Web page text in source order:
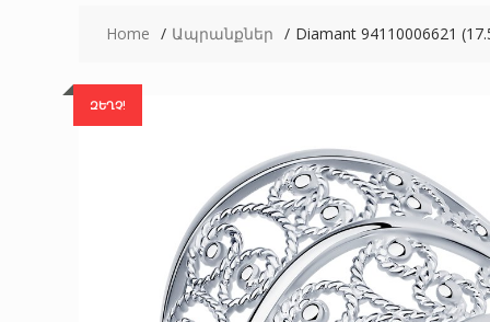
Home Ապրանքներ Diamant 94110006621
ԶԵՂՉ!